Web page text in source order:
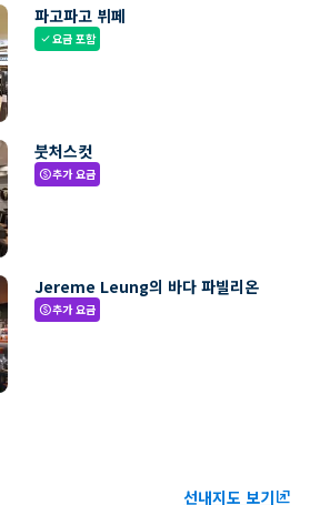
파고파고 뷔페
check요금 포함
붓처스컷
paid추가 요금
Jereme Leung의 바다 파빌리온
paid추가 요금
선내지도 보기ungroup